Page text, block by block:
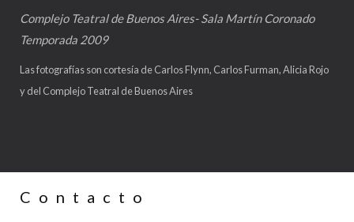
Complejo Teatral de Buenos Aires- Sala Martín Coronado
Temporada 2009
Las fotografías son cortesía de Carlos Flynn, Carlos Furman, Alicia Rojo
y del Complejo Teatral de Buenos Aires
Contacto